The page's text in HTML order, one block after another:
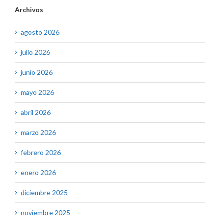
Archivos
agosto 2026
julio 2026
junio 2026
mayo 2026
abril 2026
marzo 2026
febrero 2026
enero 2026
diciembre 2025
noviembre 2025